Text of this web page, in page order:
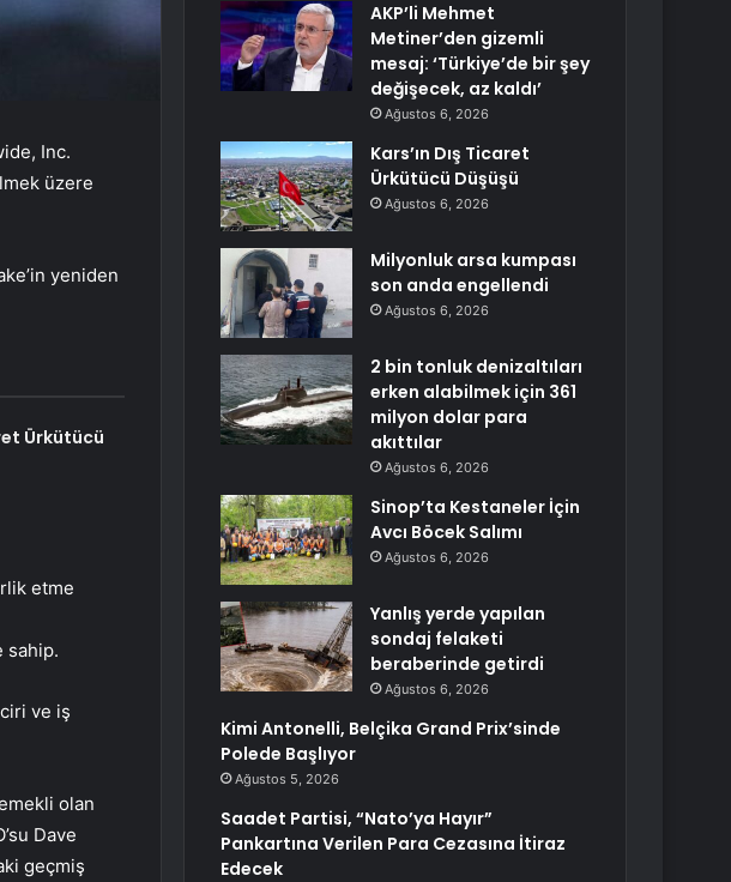
Inc.
üzere
yeniden
Ürkütücü
etme
sahip.
ve iş
olan
Dave
geçmiş
AKP’li Mehmet
Metiner’den gizemli
mesaj: ‘Türkiye’de bir şey
değişecek, az kaldı’
Ağustos 6, 2026
Kars’ın Dış Ticaret
Ürkütücü Düşüşü
Ağustos 6, 2026
Milyonluk arsa kumpası
son anda engellendi
Ağustos 6, 2026
2 bin tonluk denizaltıları
erken alabilmek için 361
milyon dolar para
akıttılar
Ağustos 6, 2026
Sinop’ta Kestaneler İçin
Avcı Böcek Salımı
Ağustos 6, 2026
Yanlış yerde yapılan
sondaj felaketi
beraberinde getirdi
Ağustos 6, 2026
Kimi Antonelli, Belçika Grand Prix’sinde
Polede Başlıyor
Ağustos 5, 2026
Saadet Partisi, “Nato’ya Hayır”
Pankartına Verilen Para Cezasına İtiraz
Edecek